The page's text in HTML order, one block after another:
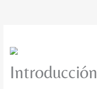
Introducción